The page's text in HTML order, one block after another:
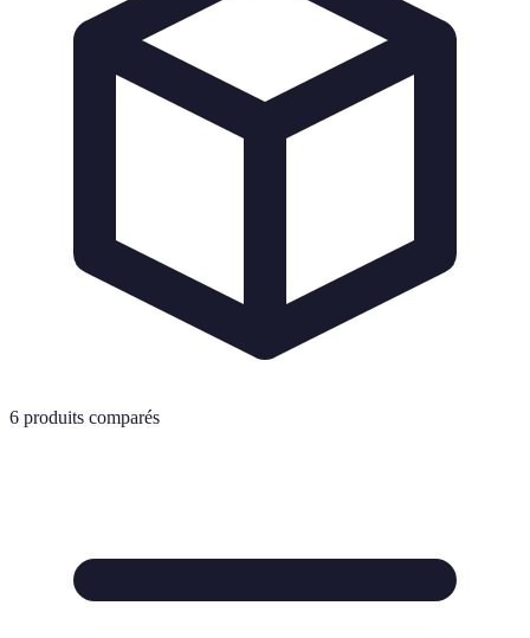
6 produits comparés